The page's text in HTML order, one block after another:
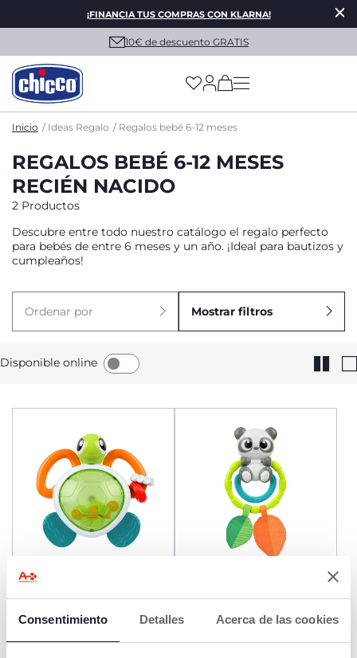
Consentimiento Detalles Acerca de las cookies
¡FINANCIA TUS COMPRAS CON KLARNA!
10€ de descuento GRATIS
(has more options
Inicio Ideas Regalo Regalos bebé 6-12 meses
REGALOS BEBÉ 6-12 MESES
RECIÉN NACIDO
2 Productos
Descubre entre todo nuestro catálogo el regalo perfecto
para bebés de entre 6 meses y un año. ¡Ideal para bautizos y
cumpleaños!
Ordenar por Mostrar filtros
Disponible online
Sonajero Tortuga
€ 12,99
Sonajero Oso Panda
€ 9,99